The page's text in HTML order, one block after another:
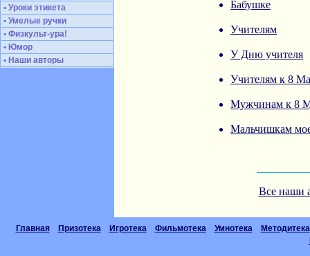
• Уроки этикета
• Умелые ручки
• Физкульт-ура!
• Юмор
• Наши авторы
Бабушке
Учителям
У Дню учителя
Учителям к 8
Мужчинам к 8
Мальчишкам
Все наши
Главная Призотека Игротека Фильмотека Умнотека
Методитека